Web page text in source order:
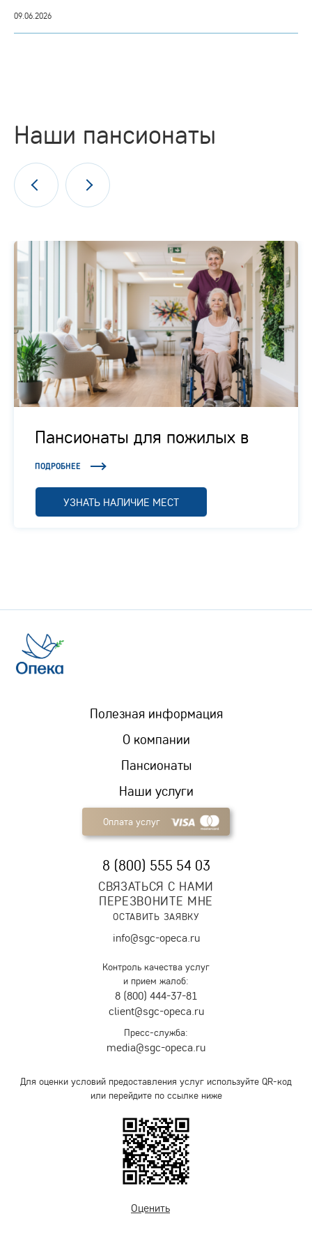
09.06.2026
Наши пансионаты
Пансионаты для пожилых в
Подмосковье
ПОДРОБНЕЕ
УЗНАТЬ НАЛИЧИЕ МЕСТ
Пансионаты
Наши услуги
Полезная информация
О компании
Оплата услуг
8 (800) 555 54 03
СВЯЗАТЬСЯ С НАМИ
ПЕРЕЗВОНИТЕ МНЕ
ОСТАВИТЬ ЗАЯВКУ
info@sgc-opeca.ru
Контроль качества услуг
и прием жалоб:
8 (800) 444-37-81
client@sgc-opeca.ru
Пресс-служба:
media@sgc-opeca.ru
Для оценки условий предоставления услуг используйте QR-код
или перейдите по ссылке ниже
Оценить